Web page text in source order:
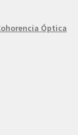
Óptica